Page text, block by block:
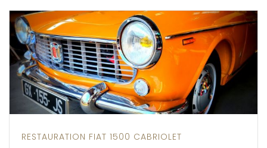
RESTAURATION FIAT 1500 CABRIOLET